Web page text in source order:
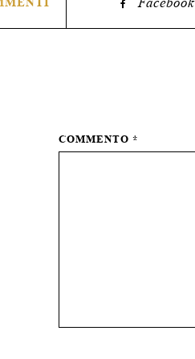
COMMENTO *